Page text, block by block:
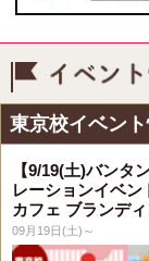
東京校イベン
【9/19(土)バンタ
レーションイベン
カフェ ブランデ
09月19日(土)～